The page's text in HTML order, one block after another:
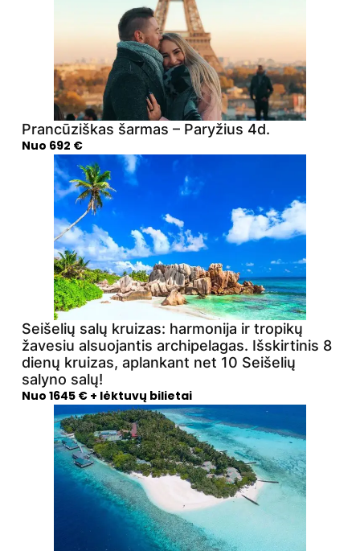
Prancūziškas šarmas – Paryžius 4d.
Nuo 692 €
Seišelių salų kruizas: harmonija ir tropikų
žavesiu alsuojantis archipelagas. Išskirtinis 8
dienų kruizas, aplankant net 10 Seišelių
salyno salų!
Nuo 1645 € + lėktuvų bilietai